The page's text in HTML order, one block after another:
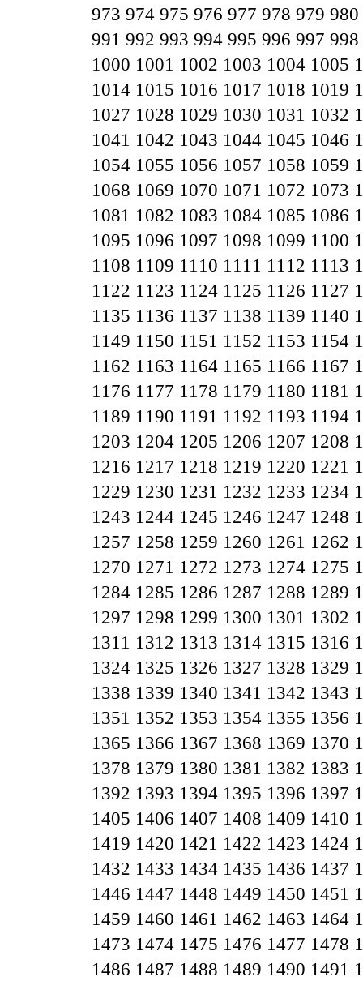
973 974 975 976 977 978 979 980
991 992 993 994 995 996 997 998
1000 1001 1002 1003 1004 1005
1014 1015 1016 1017 1018 1019
1027 1028 1029 1030 1031 1032
1041 1042 1043 1044 1045 1046
1054 1055 1056 1057 1058 1059
1068 1069 1070 1071 1072 1073
1081 1082 1083 1084 1085 1086
1095 1096 1097 1098 1099 1100
1108 1109 1110 1111 1112 1113
1122 1123 1124 1125 1126 1127
1135 1136 1137 1138 1139 1140
1149 1150 1151 1152 1153 1154
1162 1163 1164 1165 1166 1167
1176 1177 1178 1179 1180 1181
1189 1190 1191 1192 1193 1194
1203 1204 1205 1206 1207 1208
1216 1217 1218 1219 1220 1221
1229 1230 1231 1232 1233 1234
1243 1244 1245 1246 1247 1248
1257 1258 1259 1260 1261 1262
1270 1271 1272 1273 1274 1275
1284 1285 1286 1287 1288 1289
1297 1298 1299 1300 1301 1302
1311 1312 1313 1314 1315 1316
1324 1325 1326 1327 1328 1329
1338 1339 1340 1341 1342 1343
1351 1352 1353 1354 1355 1356
1365 1366 1367 1368 1369 1370
1378 1379 1380 1381 1382 1383
1392 1393 1394 1395 1396 1397
1405 1406 1407 1408 1409 1410
1419 1420 1421 1422 1423 1424
1432 1433 1434 1435 1436 1437
1446 1447 1448 1449 1450 1451
1459 1460 1461 1462 1463 1464
1473 1474 1475 1476 1477 1478
1486 1487 1488 1489 1490 1491